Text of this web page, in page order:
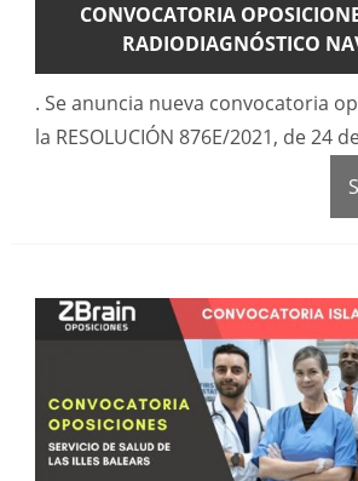
CONVOCATORIA
RADIODIAGNÓSTICO
. Se anuncia nueva convocatoria
la RESOLUCIÓN 876E/2021, de 24